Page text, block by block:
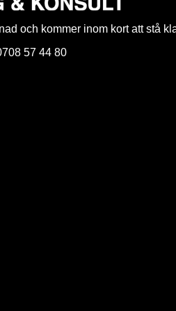
och kommer inom kort att stå
57 44 80